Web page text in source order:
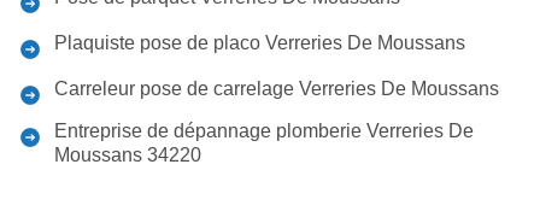
Plaquiste pose de placo Verreries De Moussans
Carreleur pose de carrelage Verreries De Moussans
Entreprise de dépannage plomberie Verreries De
Moussans 34220